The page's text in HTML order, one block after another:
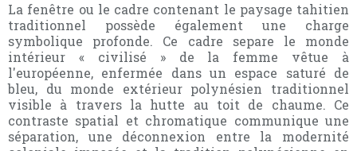
La fenêtre ou le cadre contenant le paysage tahitien
traditionnel possède également une charge
symbolique profonde. Ce cadre separe le monde
intérieur « civilisé » de la femme vêtue à
l'européenne, enfermée dans un espace saturé de
bleu, du monde extérieur polynésien traditionnel
visible à travers la hutte au toit de chaume. Ce
contraste spatial et chromatique communique une
séparation, une déconnexion entre la modernité